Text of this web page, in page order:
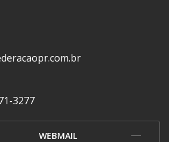
3277
WEBMAIL